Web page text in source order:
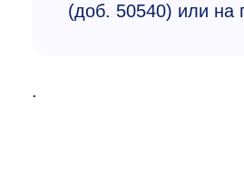
(доб. 50540) или на
.